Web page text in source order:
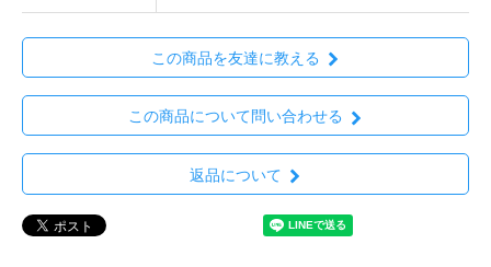
この商品を友達に教える
この商品について問い合わせる
返品について